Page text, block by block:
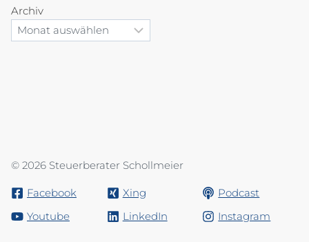
Archiv
© 2026 Steuerberater Schollmeier
Facebook Xing
Podcast
Youtube
LinkedIn Instagram